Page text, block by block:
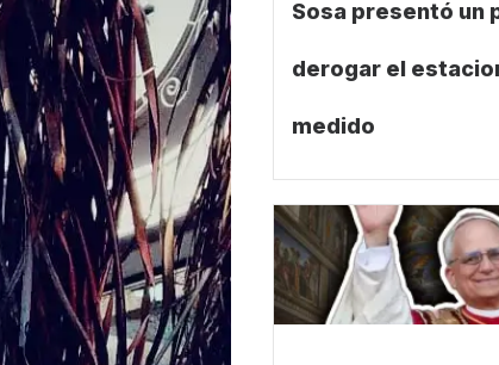
Sosa presentó un
derogar el
medido